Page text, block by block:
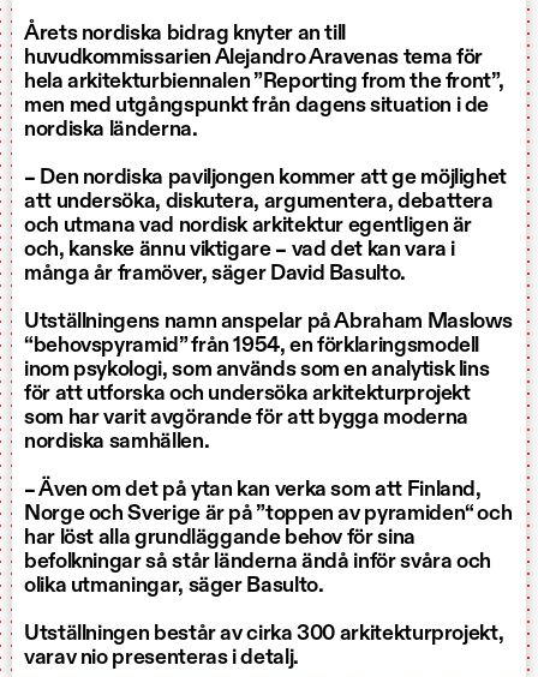
Årets nordiska bidrag knyter an till
huvudkommissarien Alejandro Aravenas tema för
hela arkitekturbiennalen ”Reporting from the front”,
men med utgångspunkt från dagens situation i de
nordiska länderna.
– Den nordiska paviljongen kommer att ge möjlighet
att undersöka, diskutera, argumentera, debattera
och utmana vad nordisk arkitektur egentligen är
och, kanske ännu viktigare – vad det kan vara i
många år framöver, säger David Basulto.
Utställningens namn anspelar på Abraham Maslows
“behovspyramid” från 1954, en förklaringsmodell
inom psykologi, som används som en analytisk lins
för att utforska och undersöka arkitekturprojekt
som har varit avgörande för att bygga moderna
nordiska samhällen.
– Även om det på ytan kan verka som att Finland,
Norge och Sverige är på ”toppen av pyramiden“ och
har löst alla grundläggande behov för sina
befolkningar så står länderna ändå inför svåra och
olika utmaningar, säger Basulto.
Utställningen består av cirka 300 arkitekturprojekt,
varav nio presenteras i detalj.